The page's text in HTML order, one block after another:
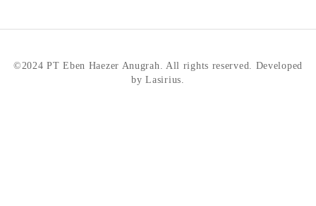
©2024 PT Eben Haezer Anugrah. All rights reserved. Developed
by Lasirius.